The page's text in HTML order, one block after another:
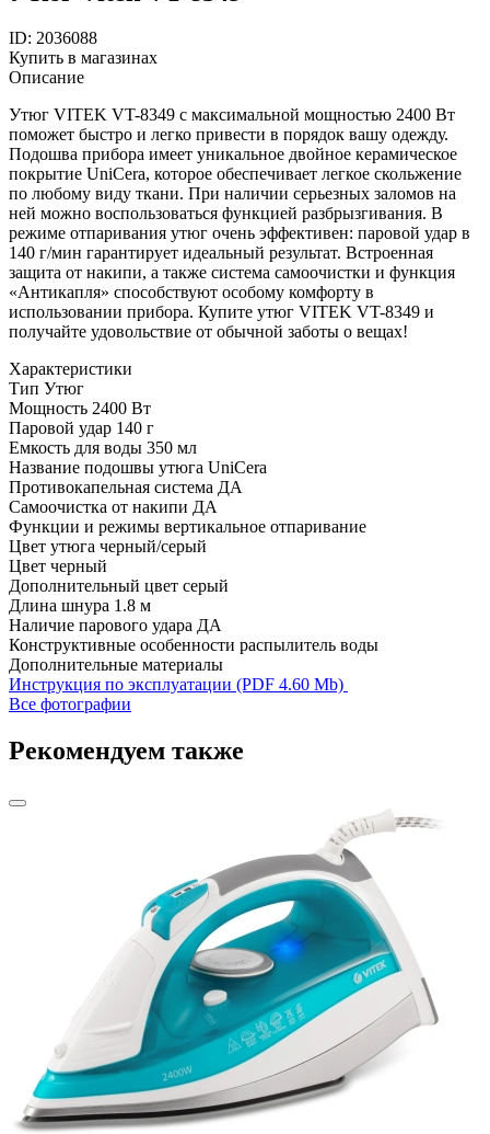
ID: 2036088
Купить в магазинах
Описание
Утюг VITEK VT-8349 с максимальной мощностью 2400 Вт
поможет быстро и легко привести в порядок вашу одежду.
Подошва прибора имеет уникальное двойное керамическое
покрытие UniCera, которое обеспечивает легкое скольжение
по любому виду ткани. При наличии серьезных заломов на
ней можно воспользоваться функцией разбрызгивания. В
режиме отпаривания утюг очень эффективен: паровой удар в
140 г/мин гарантирует идеальный результат. Встроенная
защита от накипи, а также система самоочистки и функция
«Антикапля» способствуют особому комфорту в
использовании прибора. Купите утюг VITEK VT-8349 и
получайте удовольствие от обычной заботы о вещах!
Характеристики
Тип Утюг
Мощность 2400 Вт
Паровой удар 140 г
Емкость для воды 350 мл
Название подошвы утюга UniCera
Противокапельная система ДА
Самоочистка от накипи ДА
Функции и режимы вертикальное отпаривание
Цвет утюга черный/серый
Цвет черный
Дополнительный цвет серый
Длина шнура 1.8 м
Наличие парового удара ДА
Конструктивные особенности распылитель воды
Дополнительные материалы
Инструкция по эксплуатации (PDF 4.60 Mb)
Все фотографии
Рекомендуем также